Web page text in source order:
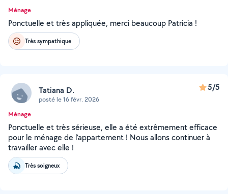
Ménage
Ponctuelle et très appliquée, merci beaucoup Patricia !
Très sympathique
Tatiana D.
posté le 16 févr. 2026
5/5
Ménage
Ponctuelle et très sérieuse, elle a été extrêmement efficace
pour le ménage de l’appartement ! Nous allons continuer à
travailler avec elle !
Très soigneux